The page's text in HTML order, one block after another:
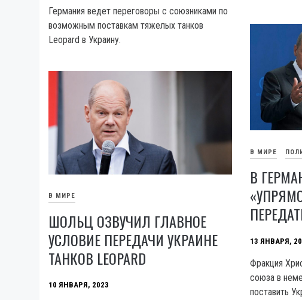
Германия ведет переговоры с союзниками по
возможным поставкам тяжелых танков
Leopard в Украину.
В МИРЕ
В
13 ЯНВАРЯ,
Фракция
союза в
поставить
В МИРЕ
ШОЛЬЦ ОЗВУЧИЛ ГЛАВНОЕ
УСЛОВИЕ ПЕРЕДАЧИ УКРАИНЕ
ТАНКОВ LEOPARD
10 ЯНВАРЯ, 2023